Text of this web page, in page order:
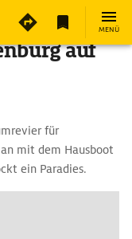
MENÜ
auf
für
mit dem Hausboot
ein Paradies.